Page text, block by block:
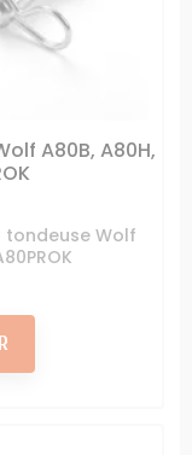
A80B, A80H,
Wolf